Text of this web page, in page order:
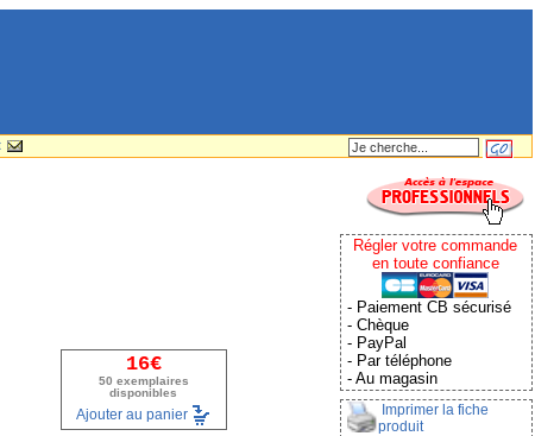
16€
50 exemplaires
disponibles
Ajouter au panier
Régler votre commande
en toute confiance
- Paiement CB sécurisé
- Chèque
- PayPal
- Par téléphone
- Au magasin
Imprimer la fiche
produit